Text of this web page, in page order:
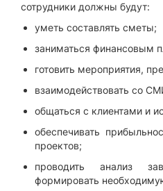
сотрудники должны будут:
уметь составлять сметы;
заниматься финансовым
готовить мероприятия,
взаимодействовать со
общаться с клиентами и
обеспечивать
проектов;
проводить анализ
формировать